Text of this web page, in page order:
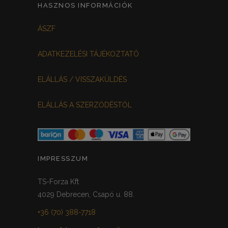
HASZNOS INFORMÁCIÓK
ÁSZF
ADATKEZELÉSI TÁJÉKOZTATÓ
ELÁLLÁS / VISSZAKÜLDÉS
ELÁLLÁS A SZERZŐDÉSTŐL
IMPRESSZUM
TS-Forza Kft
4029 Debrecen, Csapó u. 88.
+36 (70) 388-7718